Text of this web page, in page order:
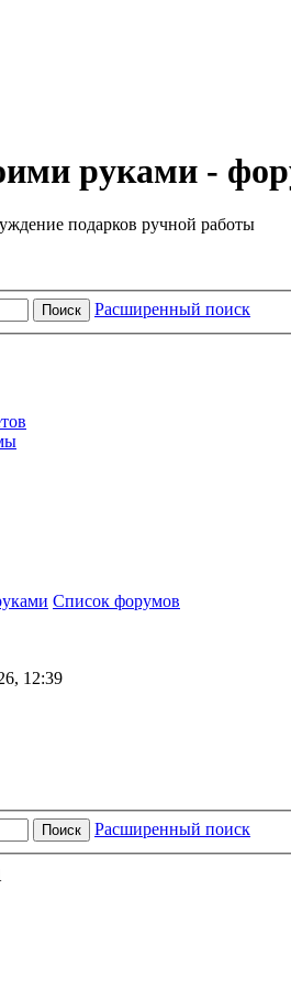
руками -
подарков ручной работы
Поиск Расширенный поиск
Список форумов
12:39
Поиск Расширенный поиск